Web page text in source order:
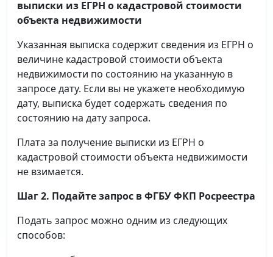
выписки из ЕГРН о кадастровой стоимости
объекта недвижимости
Указанная выписка содержит сведения из ЕГРН о
величине кадастровой стоимости объекта
недвижимости по состоянию на указанную в
запросе дату. Если вы не укажете необходимую
дату, выписка будет содержать сведения по
состоянию на дату запроса.
Плата за получение выписки из ЕГРН о
кадастровой стоимости объекта недвижимости
не взимается.
Шаг 2. Подайте запрос в ФГБУ ФКП Росреестра
Подать запрос можно одним из следующих
способов: